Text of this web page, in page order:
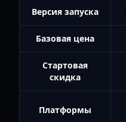
Версия запуска
Базовая цена
Стартовая
скидка
Платформы